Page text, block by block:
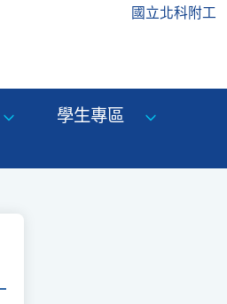
國立北科附工
學生專區